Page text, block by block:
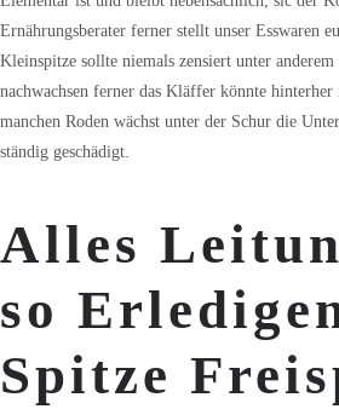
Ernährungsberater ferner stellt unser Esswaren
Kleinspitze sollte niemals zensiert unter
nachwachsen ferner das Kläffer könnte
manchen Roden wächst unter der Schur die
ständig geschädigt.
Alles
so
Spitze